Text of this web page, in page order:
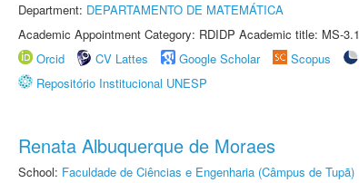
Department: DEPARTAMENTO DE MATEMÁTICA
Academic Appointment Category: RDIDP Academic title: MS-3.1
Orcid
CV Lattes Google Scholar Scopus
Repositório Institucional UNESP
Renata Albuquerque de Moraes
School: Faculdade de Ciências e Engenharia (Câmpus de Tupã)